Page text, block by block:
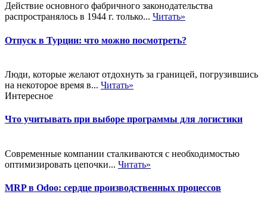
Действие основного фабричного законодательства
распространялось в 1944 г. только... Читать»
Отпуск в Турции: что можно посмотреть?
Люди, которые желают отдохнуть за границей, погрузившись
на некоторое время в... Читать»
Интересное
Что учитывать при выборе программы для логистики
Современные компании сталкиваются с необходимостью
оптимизировать цепочки... Читать»
MRP в Odoo: сердце производственных процессов